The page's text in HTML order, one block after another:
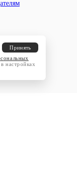
Принять
настройках